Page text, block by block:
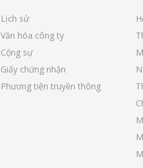
Lịch sử
Văn hóa công ty
Cộng sự
Giấy chứng nhận
Phương tiện truyền thông